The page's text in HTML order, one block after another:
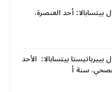
بيتسابالا: أحد العنصرة،
بييرباتيستا بيتسابالا: الأحد
سنة أ